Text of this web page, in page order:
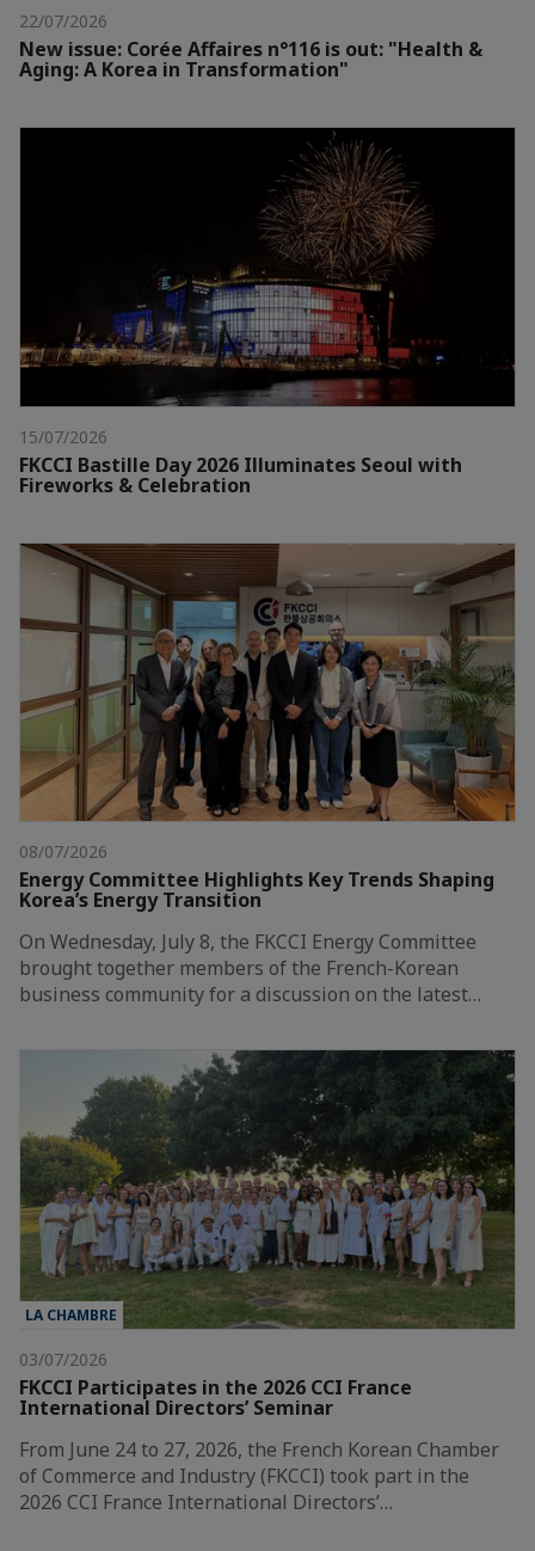
22/07/2026
New issue: Corée Affaires n°116 is out: "Health &
Aging: A Korea in Transformation"
15/07/2026
FKCCI Bastille Day 2026 Illuminates Seoul with
Fireworks & Celebration
08/07/2026
Energy Committee Highlights Key Trends Shaping
Korea’s Energy Transition
On Wednesday, July 8, the FKCCI Energy Committee
brought together members of the French-Korean
business community for a discussion on the latest…
LA CHAMBRE
03/07/2026
FKCCI Participates in the 2026 CCI France
International Directors’ Seminar
From June 24 to 27, 2026, the French Korean Chamber
of Commerce and Industry (FKCCI) took part in the
2026 CCI France International Directors’…